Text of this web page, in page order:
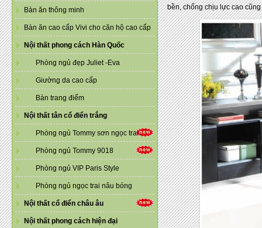
Bàn ăn thông minh
Bàn ăn cao cấp Vivi cho căn hộ cao cấp
Nội thất phong cách Hàn Quốc
Phòng ngủ đẹp Juliet -Eva
Giường da cao cấp
Bàn trang điểm
Nội thất tân cổ điển trắng
Phòng ngủ Tommy sơn ngọc trai
Phòng ngủ Tommy 9018
Phòng ngủ VIP Paris Style
Phòng ngủ ngọc trai nâu bóng
Nội thất cổ điển châu âu
Nội thất phong cách hiện đại
bền, chống chịu lực cao